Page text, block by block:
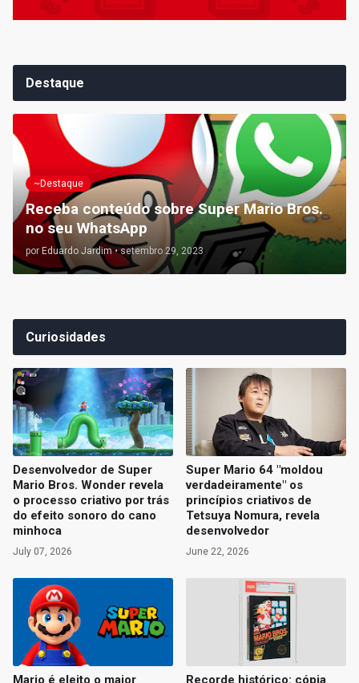
Destaque
~Destaque
Receba conteúdo sobre Super Mario Bros.
no seu WhatsApp
por Eduardo Jardim • setembro 29, 2023
Curiosidades
Desenvolvedor de Super
Mario Bros. Wonder revela
o processo criativo por trás
do efeito sonoro do cano
minhoca
July 07, 2026
Super Mario 64 "moldou
verdadeiramente" os
princípios criativos de
Tetsuya Nomura, revela
desenvolvedor
June 22, 2026
Mario é eleito o maior Recorde histórico: cópia